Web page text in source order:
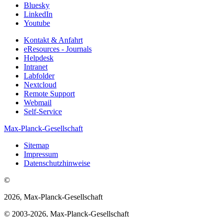
Bluesky
LinkedIn
Youtube
Kontakt & Anfahrt
eResources - Journals
Helpdesk
Intranet
Labfolder
Nextcloud
Remote Support
Webmail
Self-Service
Max-Planck-Gesellschaft
Sitemap
Impressum
Datenschutzhinweise
©
2026, Max-Planck-Gesellschaft
© 2003-2026, Max-Planck-Gesellschaft